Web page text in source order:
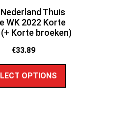
Thuis
WK 2022 Korte
Korte broeken)
€33.89
OPTIONS